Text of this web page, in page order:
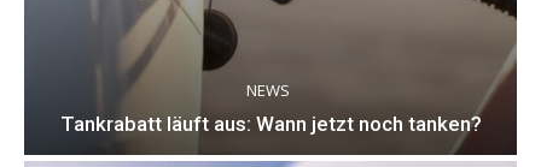
NEWS
Tankrabatt läuft aus: Wann jetzt noch tanken?